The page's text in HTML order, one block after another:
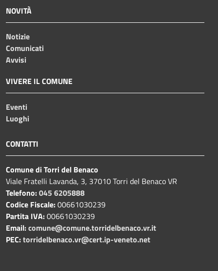
NOVITÀ
Notizie
Comunicati
Avvisi
VIVERE IL COMUNE
Eventi
Luoghi
CONTATTI
Comune di Torri del Benaco
Viale Fratelli Lavanda, 3, 37010 Torri del Benaco VR
Telefono:045 6205888
Codice Fiscale:00661030239
Partita IVA:00661030239
Email:comune@comune.torridelbenaco.vr.it
PEC:torridelbenaco.vr@cert.ip-veneto.net